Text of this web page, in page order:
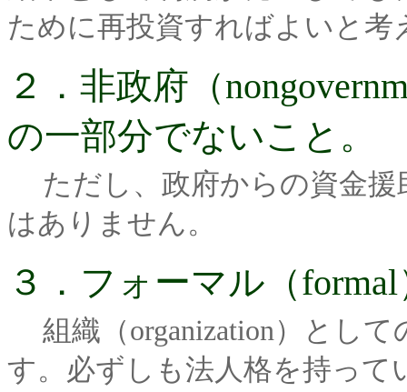
ために再投資すればよいと考
２．非政府（
の一部分でないこと。
ただし、政府からの資金
はありません。
３．フォーマル（
組織（organization）とし
す。必ずしも法人格を持っ